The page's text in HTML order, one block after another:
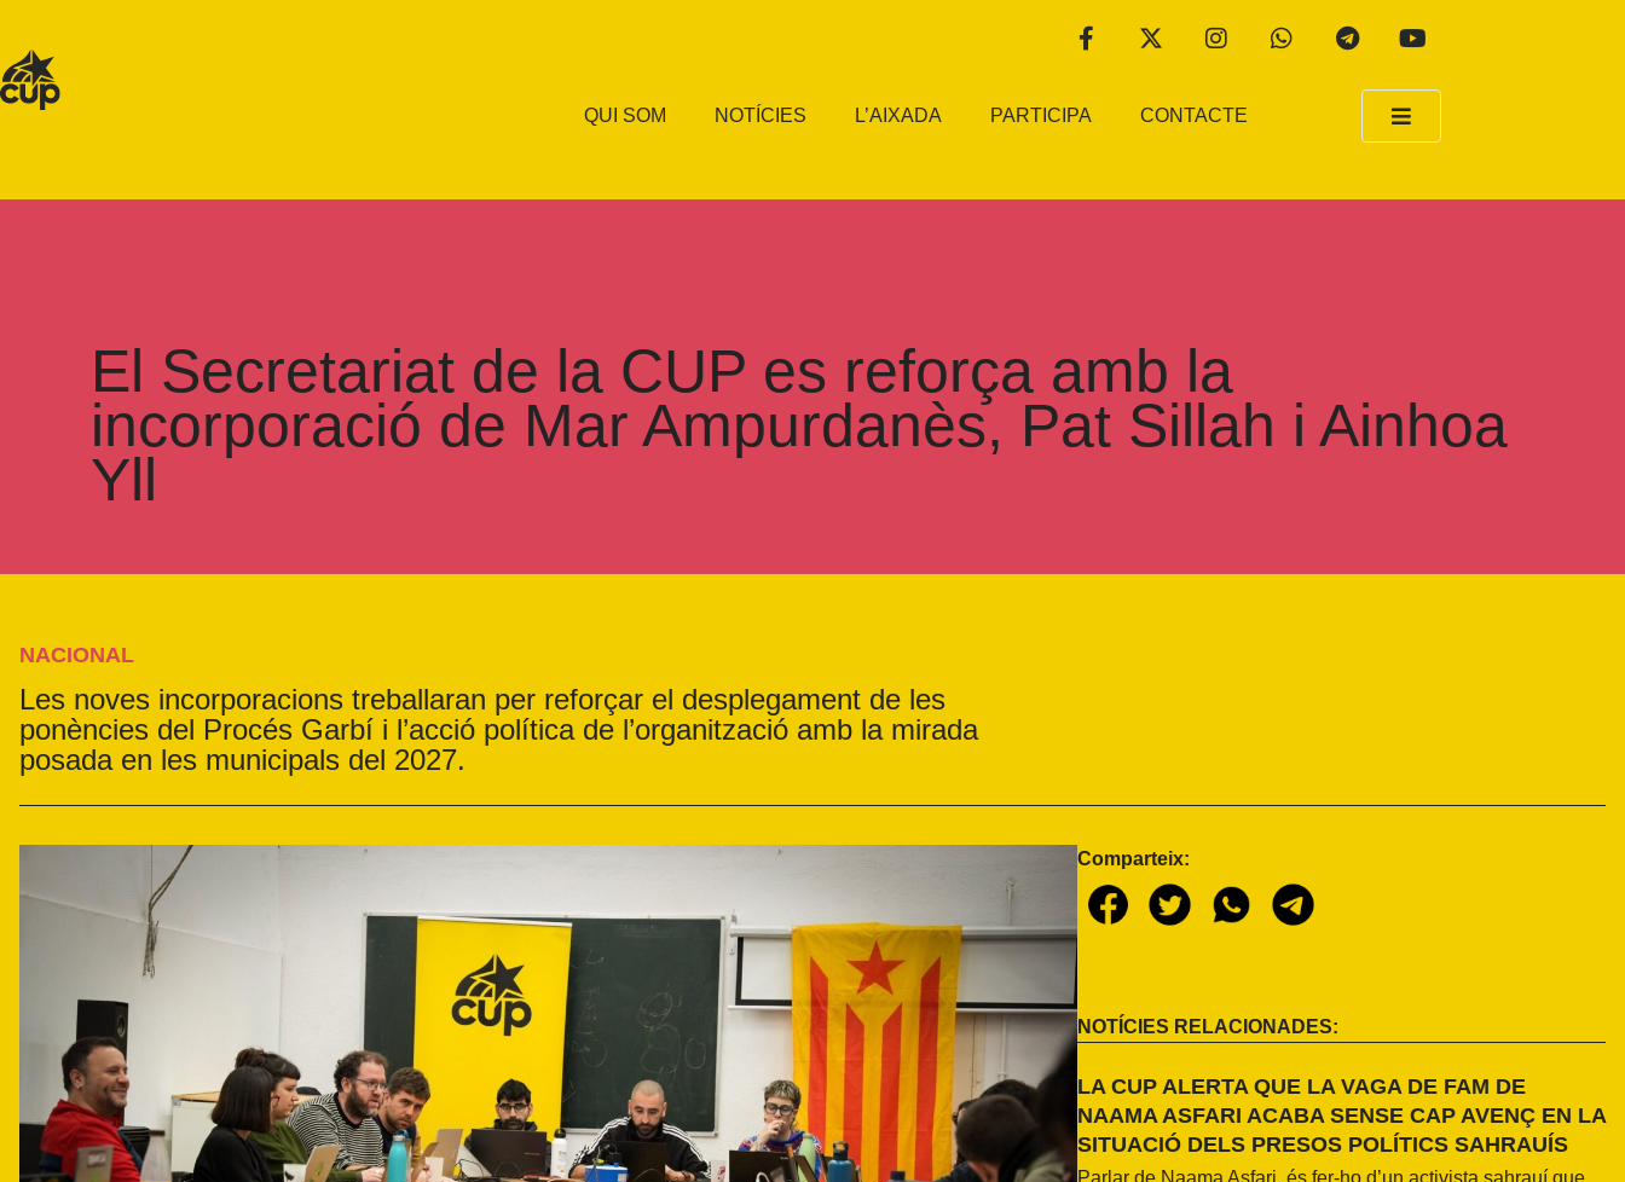
QUI SOM NOTÍCIES L’AIXADA PARTICIPA CONTACTE
El Secretariat de la CUP es reforça amb la
incorporació de Mar Ampurdanès, Pat Sillah i Ainhoa
Yll
NACIONAL
Les noves incorporacions treballaran per reforçar el desplegament de les
ponències del Procés Garbí i l’acció política de l’organització amb la mirada
posada en les municipals del 2027.
Comparteix:
NOTÍCIES RELACIONADES:
LA CUP ALERTA QUE LA VAGA DE FAM DE
NAAMA ASFARI ACABA SENSE CAP AVENÇ EN LA
SITUACIÓ DELS PRESOS POLÍTICS SAHRAUÍS
Parlar de Naama Asfari, és fer-ho d’un activista sahrauí que